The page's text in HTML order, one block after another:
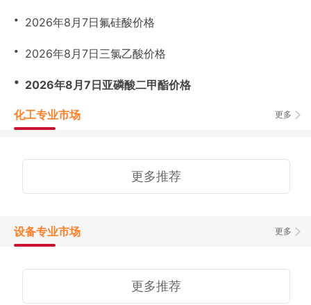
・ 2026年8月7日氟硅酸价格
・ 2026年8月7日三氯乙酸价格
・ 2026年8月7日亚磷酸二甲酯价格
更多
化工专业市场
更多推荐
更多
设备专业市场
更多推荐